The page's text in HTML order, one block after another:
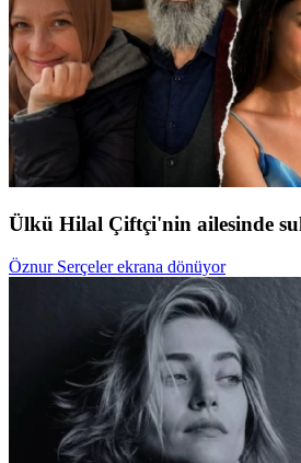
Ülkü Hilal Çiftçi'nin ailesinde
Öznur Serçeler ekrana dönüyor